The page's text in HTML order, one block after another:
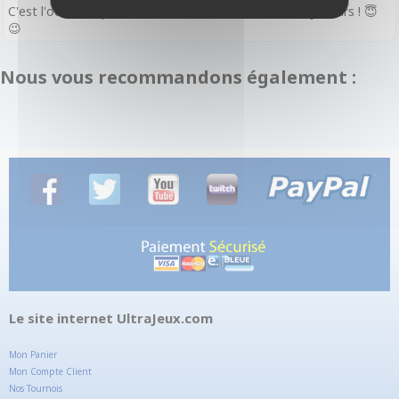
C'est l'occasion parfaite de rencontrer de nouveaux joueurs ! 😇
😉
Nous vous recommandons également :
Le site internet UltraJeux.com
Mon Panier
Mon Compte Client
Nos Tournois